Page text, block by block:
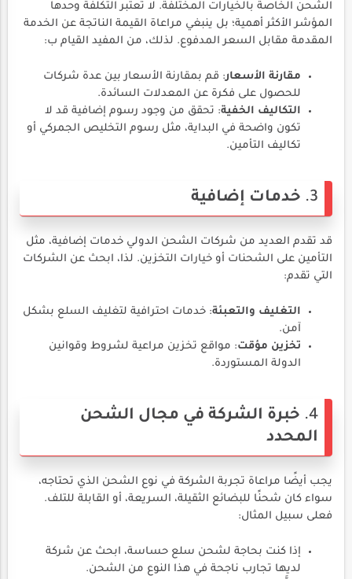
الشحن الخاصة بالخيارات المختلفة. لا تُعتبر التكلفة وحدها
المؤشر الأكثر أهمية؛ بل ينبغي مراعاة القيمة الناتجة عن الخدمة
المقدمة مقابل السعر المدفوع. لذلك، من المفيد القيام ب:
مقارنة الأسعار: قم بمقارنة الأسعار بين عدة شركات
للحصول على فكرة عن المعدلات السائدة.
التكاليف الخفية: تحقق من وجود رسوم إضافية قد لا
تكون واضحة في البداية، مثل رسوم التخليص الجمركي أو
تكاليف التأمين.
3. خدمات إضافية
قد تقدم العديد من شركات الشحن الدولي خدمات إضافية، مثل
التأمين على الشحنات أو خيارات التخزين. لذا، ابحث عن الشركات
التي تقدم:
التغليف والتعبئة: خدمات احترافية لتغليف السلع بشكل
آمن.
تخزين مؤقت: مواقع تخزين مراعية لشروط وقوانين
الدولة المستوردة.
4. خبرة الشركة في مجال الشحن
المحدد
يجب أيضًا مراعاة تجربة الشركة في نوع الشحن الذي تحتاجه،
سواء كان شحنًا للبضائع الثقيلة، السريعة، أو القابلة للتلف.
فعلى سبيل المثال:
إذا كنت بحاجة لشحن سلع حساسة، ابحث عن شركة
لديها تجارب ناجحة في هذا النوع من الشحن.